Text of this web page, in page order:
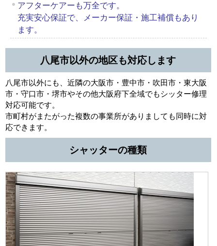
アフターケアーも万全です。
充実安心保証で、メーカー保証・施工補償もあり
ます。
八尾市以外の地区も対応します
八尾市以外にも、近隣の大阪市・豊中市・吹田市・東大阪
市・守口市・堺市やその他大阪府下全域でもシッター修理
対応可能です。
市町村がまたがった複数の事業所がありましても同時に対
応できます。
シャッターの種類